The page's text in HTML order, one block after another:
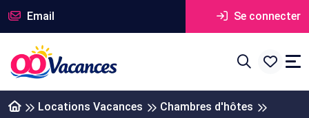
Email Se connecter
Locations Vacances
Chambres d'hôtes